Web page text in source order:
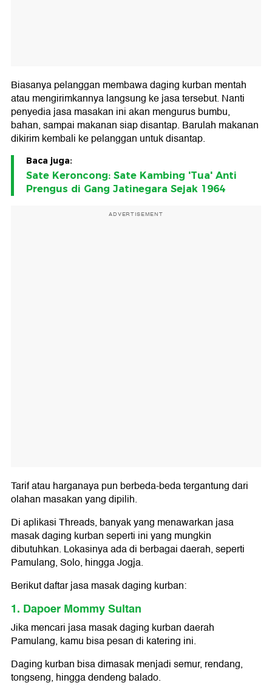
Biasanya pelanggan membawa daging kurban mentah
atau mengirimkannya langsung ke jasa tersebut. Nanti
penyedia jasa masakan ini akan mengurus bumbu,
bahan, sampai makanan siap disantap. Barulah makanan
dikirim kembali ke pelanggan untuk disantap.
Baca juga:
Sate Keroncong: Sate Kambing 'Tua' Anti
Prengus di Gang Jatinegara Sejak 1964
ADVERTISEMENT
Tarif atau harganaya pun berbeda-beda tergantung dari
olahan masakan yang dipilih.
Di aplikasi Threads, banyak yang menawarkan jasa
masak daging kurban seperti ini yang mungkin
dibutuhkan. Lokasinya ada di berbagai daerah, seperti
Pamulang, Solo, hingga Jogja.
Berikut daftar jasa masak daging kurban:
1. Dapoer Mommy Sultan
Jika mencari jasa masak daging kurban daerah
Pamulang, kamu bisa pesan di katering ini.
Daging kurban bisa dimasak menjadi semur, rendang,
tongseng, hingga dendeng balado.